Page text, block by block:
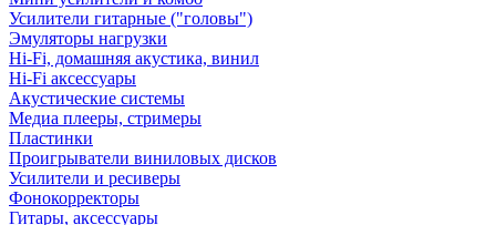
Усилители гитарные ("головы")
Эмуляторы нагрузки
Hi-Fi, домашняя акустика, винил
Hi-Fi аксессуары
Акустические системы
Медиа плееры, стримеры
Пластинки
Проигрыватели виниловых дисков
Усилители и ресиверы
Фонокорректоры
Гитары, аксессуары